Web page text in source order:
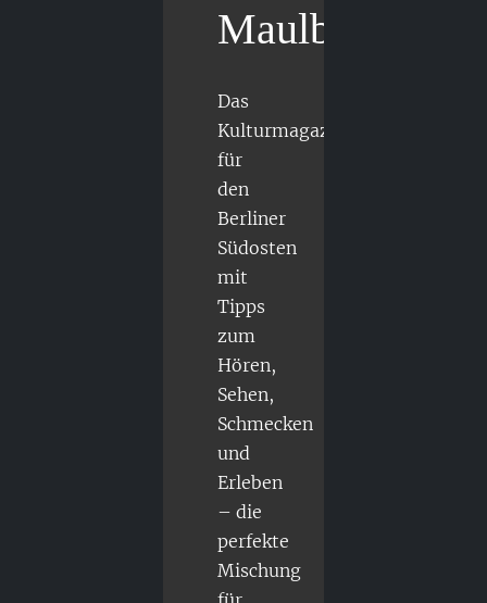
Maulbär
Das
Kulturmagazin
für
den
Berliner
Südosten
mit
Tipps
zum
Hören,
Sehen,
Schmecken
und
Erleben
– die
perfekte
Mischung